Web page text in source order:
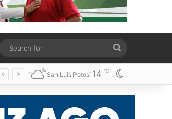
Random Article
for
San Luis Potosí 14 ℃